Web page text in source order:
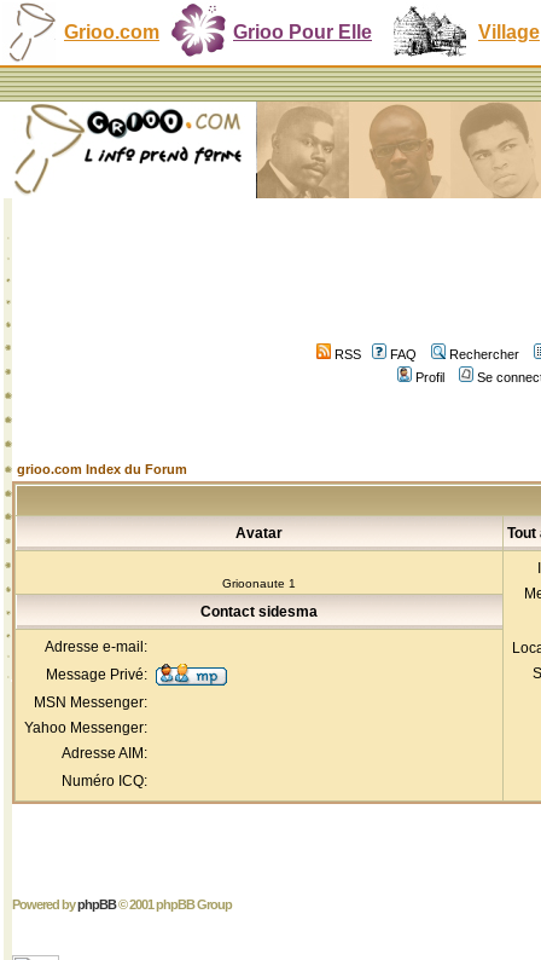
Grioo.com Grioo Pour Elle Village
RSS FAQ
Rechercher
Profil
Se
grioo.com Index du Forum
Avatar Tout
Grioonaute 1
Contact sidesma
Adresse e-mail:
Message Privé:
MSN Messenger:
Yahoo Messenger:
Adresse AIM:
Numéro ICQ:
Powered byphpBB© 2001 phpBB Group